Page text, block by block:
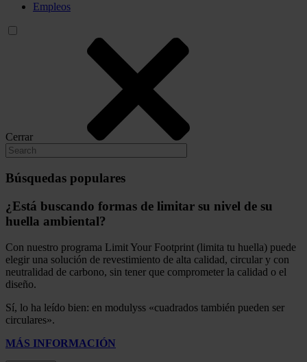
Empleos
Cerrar
Búsquedas populares
¿Está buscando formas de limitar su nivel de su
huella ambiental?
Con nuestro programa Limit Your Footprint (limita tu huella) puede
elegir una solución de revestimiento de alta calidad, circular y con
neutralidad de carbono, sin tener que comprometer la calidad o el
diseño.
Sí, lo ha leído bien: en modulyss «cuadrados también pueden ser
circulares».
MÁS INFORMACIÓN